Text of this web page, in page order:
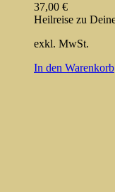
37,00 €
Heilreise zu
exkl. MwSt.
In den Warenkorb